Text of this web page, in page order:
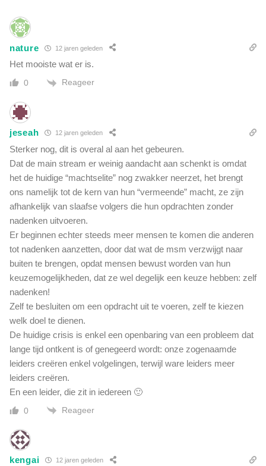
a
d
l
i
e
l
h
t
i
h
a
a
m
r
l
a
a
t
(
d
e
o
nature 12 jaren geleden
Het mooiste wat er is.
0 Reageer
jeseah 12 jaren geleden
Sterker nog, dit is overal al aan het gebeuren.
Dat de main stream er weinig aandacht aan schenkt is omdat
het de huidige “machtselite” nog zwakker neerzet, het brengt
ons namelijk tot de kern van hun “vermeende” macht, ze zijn
afhankelijk van slaafse volgers die hun opdrachten zonder
nadenken uitvoeren.
Er beginnen echter steeds meer mensen te komen die anderen
tot nadenken aanzetten, door dat wat de msm verzwijgt naar
buiten te brengen, opdat mensen bewust worden van hun
keuzemogelijkheden, dat ze wel degelijk een keuze hebben: zelf
nadenken!
Zelf te besluiten om een opdracht uit te voeren, zelf te kiezen
welk doel te dienen.
De huidige crisis is enkel een openbaring van een probleem dat
lange tijd ontkent is of genegeerd wordt: onze zogenaamde
leiders creëren enkel volgelingen, terwijl ware leiders meer
leiders creëren.
En een leider, die zit in iedereen 🙂
0 Reageer
kengai 12 jaren geleden